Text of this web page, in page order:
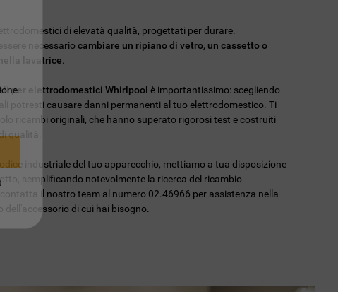
di elevatà qualità, progettati per durare.
necessariocambiare un ripiano di vetro, un cassetto o
lavatrice.
per elettrodomestici Whirlpool è importantissimo: scegliendo
potresti causare danni permanenti al tuo elettrodomestico. Ti
ricambi originali, che hanno superato rigorosi test e costruiti
qualità.
industriale del tuo apparecchio, mettiamo a tua disposizione
semplificando notevolmente la ricerca del ricambio
il nostro team al numero 02.46966 per assistenza nella
dell'accessorio di cui hai bisogno.